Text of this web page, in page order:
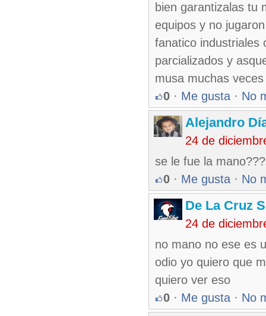
bien garantizalas tu
equipos y no
fanatico industriales
parcializados y
musa muchas
0 · Me gusta · No
Alejandro
24 de
se le fue la
0 · Me gusta · No
De La Cruz
24 de
no mano no ese es
odio yo quiero que
quiero ver eso
0 · Me gusta · No